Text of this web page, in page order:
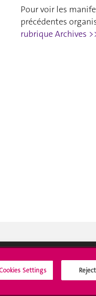
Pour voir les
précédentes
rubrique Archives
Settings